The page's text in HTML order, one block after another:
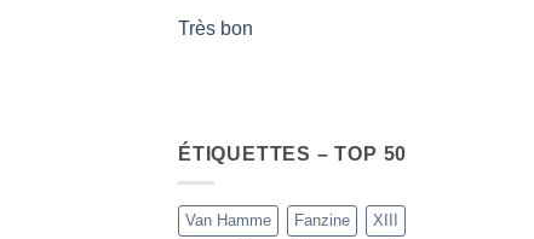
Très bon
ÉTIQUETTES – TOP 50
Van Hamme Fanzine XIII